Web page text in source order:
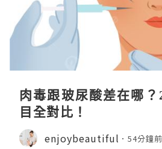
肉毒跟玻尿酸差在哪
目全對比！
enjoybeautiful 54分鐘前